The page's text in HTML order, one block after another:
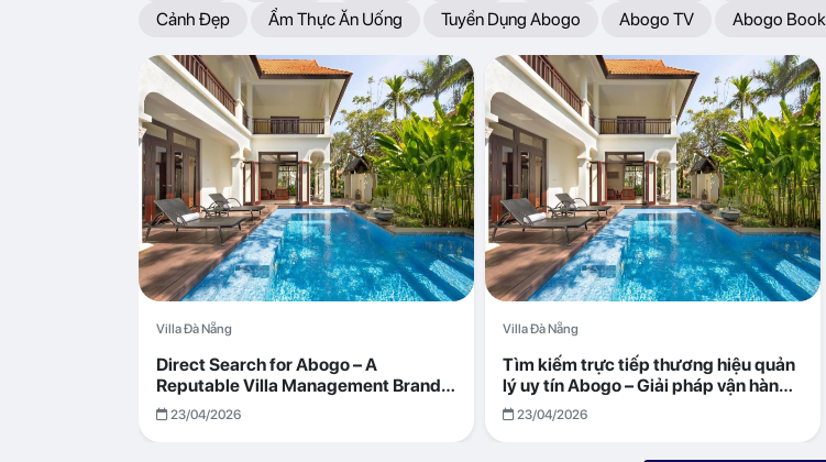
Cảnh Đẹp
Ẩm Thực Ăn Uống Tuyển Dụng Abogo Abogo TV Abogo Book
Villa Đà Nẵng
Direct Search for Abogo – A
Reputable Villa Management Brand
with Transparent and Effective
Operations
23/04/2026
Villa Đà Nẵng
Tìm kiếm trực tiếp thương hiệu quản
lý uy tín Abogo – Giải pháp vận hành
villa hiệu quả, minh bạch
23/04/2026